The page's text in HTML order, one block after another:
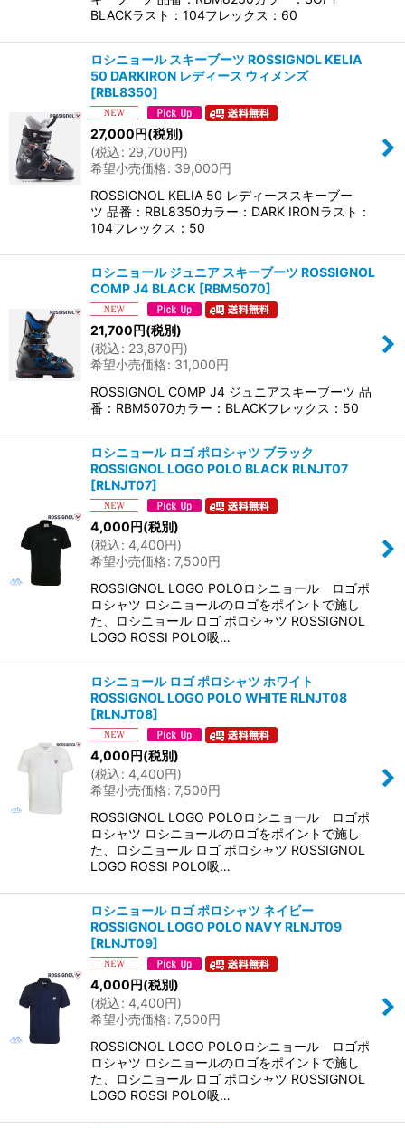
BLACKラスト：104フレックス：60
ロシニョール スキーブーツ ROSSIGNOL KELIA
50 DARKIRON レディース ウィメンズ
[RBL8350]
27,000円(税別)
(税込: 29,700円)
希望小売価格: 39,000円
ROSSIGNOL KELIA 50 レディーススキーブー
ツ 品番：RBL8350カラー：DARK IRONラスト：
104フレックス：50
ロシニョール ジュニア スキーブーツ ROSSIGNOL
COMP J4 BLACK [RBM5070]
21,700円(税別)
(税込: 23,870円)
希望小売価格: 31,000円
ROSSIGNOL COMP J4 ジュニアスキーブーツ 品
番：RBM5070カラー：BLACKフレックス：50
ロシニョール ロゴ ポロシャツ ブラック
ROSSIGNOL LOGO POLO BLACK RLNJT07
[RLNJT07]
4,000円(税別)
(税込: 4,400円)
希望小売価格: 7,500円
ROSSIGNOL LOGO POLOロシニョール ロゴポ
ロシャツ ロシニョールのロゴをポイントで施し
た、ロシニョール ロゴ ポロシャツ ROSSIGNOL
LOGO ROSSI POLO吸…
ロシニョール ロゴ ポロシャツ ホワイト
ROSSIGNOL LOGO POLO WHITE RLNJT08
[RLNJT08]
4,000円(税別)
(税込: 4,400円)
希望小売価格: 7,500円
ROSSIGNOL LOGO POLOロシニョール ロゴポ
ロシャツ ロシニョールのロゴをポイントで施し
た、ロシニョール ロゴ ポロシャツ ROSSIGNOL
LOGO ROSSI POLO吸…
ロシニョール ロゴ ポロシャツ ネイビー
ROSSIGNOL LOGO POLO NAVY RLNJT09
[RLNJT09]
4,000円(税別)
(税込: 4,400円)
希望小売価格: 7,500円
ROSSIGNOL LOGO POLOロシニョール ロゴポ
ロシャツ ロシニョールのロゴをポイントで施し
た、ロシニョール ロゴ ポロシャツ ROSSIGNOL
LOGO ROSSI POLO吸…